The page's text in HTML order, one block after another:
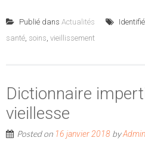
Publié dans Actualités Identifié
santé, soins, vieillissement
Dictionnaire
vieillesse
Posted on 16 janvier 2018 by